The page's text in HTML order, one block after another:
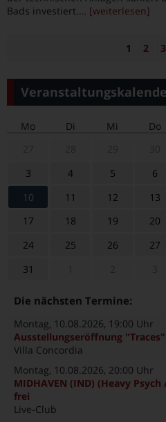
Bads investiert.… [weiterlesen]
1 2 3
Mo Di Mi Do
3
4 5 6
10
11 12 13
17
18 19 20
24
25 26 27
31
Die nächsten Termine:
Montag, 10.08.2026, 19:00 Uhr
Ausstellungseröffnung
Villa Concordia
Montag, 10.08.2026, 20:00 Uhr
MIDHAVEN (IND) (Heavy
frei
Live-Club